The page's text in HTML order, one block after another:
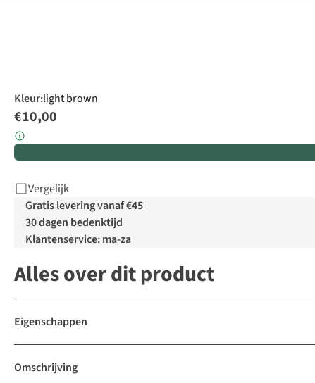
Kleur:light brown
€10,00
Vergelijk
Gratis levering vanaf €45
30 dagen bedenktijd
Klantenservice: ma-za
Alles over dit product
Eigenschappen
Omschrijving